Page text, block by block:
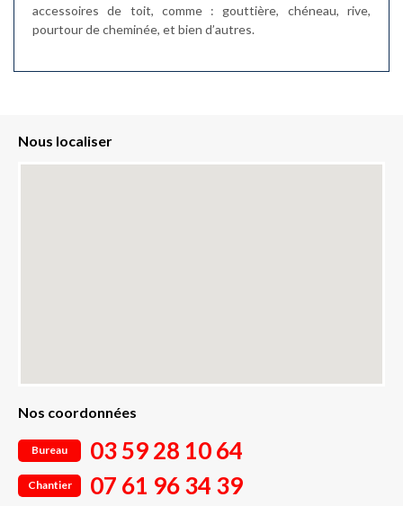
accessoires de toit, comme : gouttière, chéneau, rive,
pourtour de cheminée, et bien d’autres.
Nous localiser
Nos coordonnées
Bureau 03 59 28 10 64
Chantier 07 61 96 34 39